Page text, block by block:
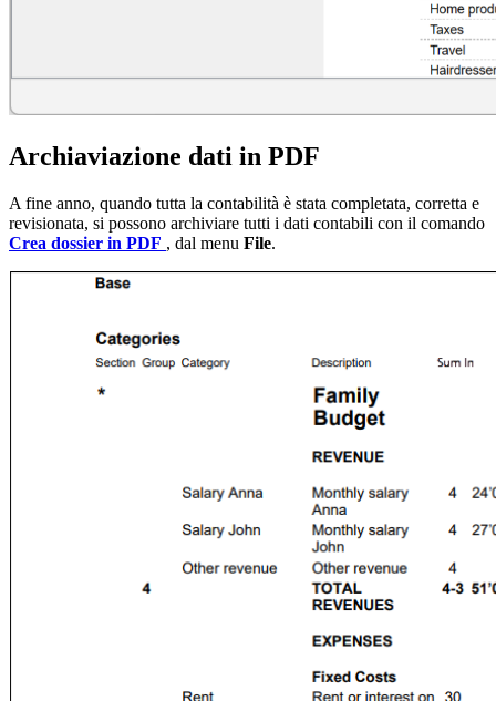
Archiaviazione dati in PDF
A fine anno, quando tutta la contabilità è stata completata, corretta e
revisionata, si possono archiviare tutti i dati contabili con il comando
Crea dossier in PDF , dal menu File.